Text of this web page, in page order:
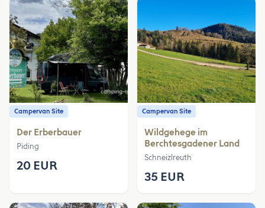
Campervan Site
Der Erberbauer
Piding
20 EUR
Campervan Site
Wildgehege im
Berchtesgadener Land
Schneizlreuth
35 EUR